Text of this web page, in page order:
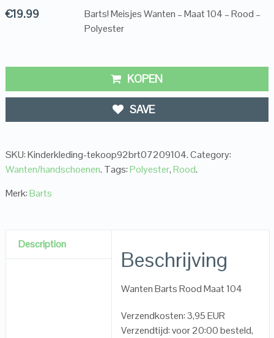
€19.99
Barts! Meisjes Wanten – Maat 104 – Rood –
Polyester
KOPEN
SAVE
SKU:Kinderkleding-tekoop92brt07209104.Category:
Wanten/handschoenen. Tags:Polyester,Rood.
Merk:Barts
Description
Beschrijving
Wanten Barts Rood Maat 104
Verzendkosten: 3,95 EUR
Verzendtijd: voor 20:00 besteld,